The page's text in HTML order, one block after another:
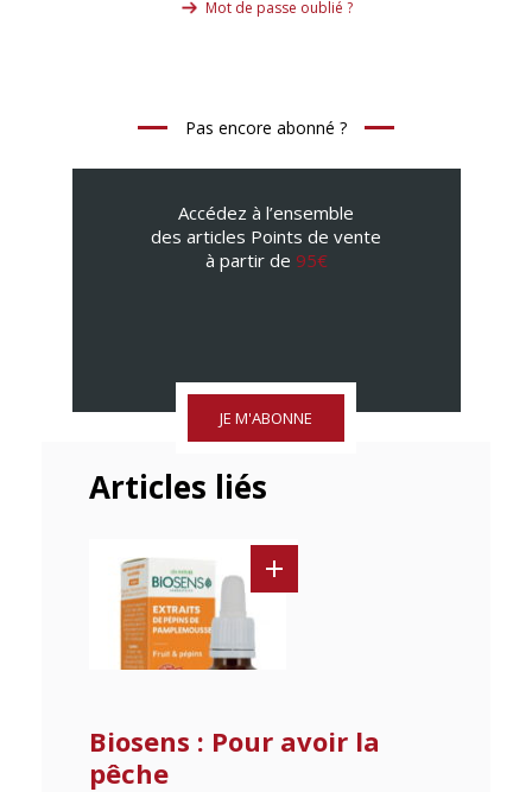
Mot de passe oublié ?
Pas encore abonné ?
Accédez à l’ensemble
des articles Points de vente
à partir de 95€
JE M'ABONNE
Articles liés
Biosens : Pour avoir la
pêche